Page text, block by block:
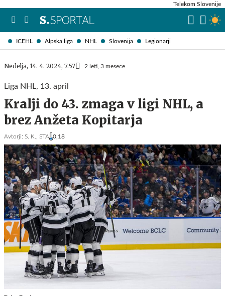
ICEHL Alpska liga NHL Slovenija Legionarji
Telekom Slovenije
Nedelja, 14. 4. 2024, 7.57 2 leti, 3 mesece
Liga NHL, 13. april
Kralji do 43. zmaga v ligi NHL, a
brez Anžeta Kopitarja
Avtorji: S. K., STA 0,18